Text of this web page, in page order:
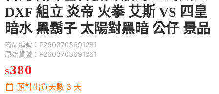
DXF 組立 炎帝 火拳 艾斯 VS 四皇
暗水 黑鬍子 太陽對黑暗 公仔 景品
商品編號：P2603703691261
原始貨號：P2603703691261
$380
預計出貨天數 3 天